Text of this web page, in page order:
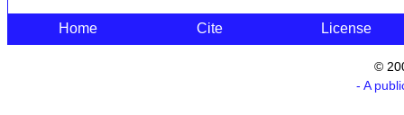
Home Cite License
©
- A